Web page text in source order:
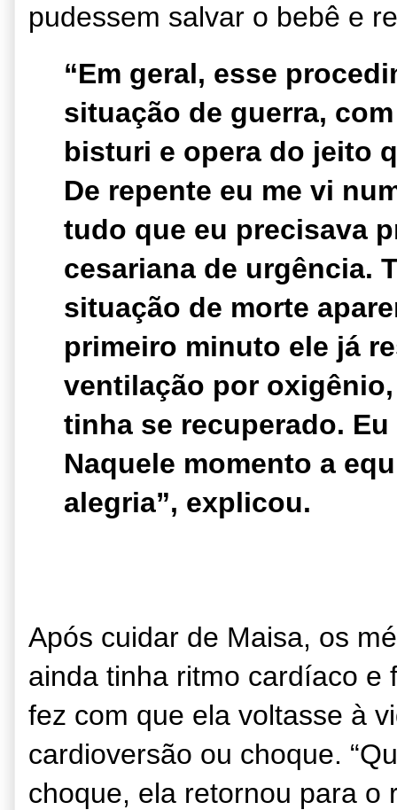
pudessem salvar o bebê e
“Em geral, esse
situação de guerra,
bisturi e opera do jeito
De repente eu me vi
tudo que eu precisava
cesariana de urgência.
situação de morte
primeiro minuto ele já
ventilação por
tinha se recuperado.
Naquele momento a
alegria”, explicou.
Após cuidar de Maisa, os
ainda tinha ritmo cardíaco e
fez com que ela voltasse à
cardioversão ou choque.
choque, ela retornou para o